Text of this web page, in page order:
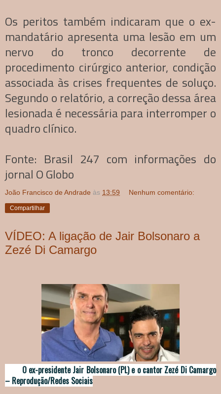
Os peritos também indicaram que o ex-
mandatário apresenta uma lesão em um
nervo do tronco decorrente de
procedimento cirúrgico anterior, condição
associada às crises frequentes de soluço.
Segundo o relatório, a correção dessa área
lesionada é necessária para interromper o
quadro clínico.
Fonte: Brasil 247 com informações do
jornal O Globo
João Francisco de Andrade às 13:59 Nenhum comentário:
Compartilhar
VÍDEO: A ligação de Jair Bolsonaro a
Zezé Di Camargo
O ex-presidente Jair Bolsonaro (PL) e o cantor Zezé Di Camargo
– Reprodução/Redes Sociais